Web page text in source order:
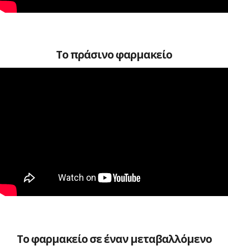
Το πράσινο φαρμακείο
Το φαρμακείο σε έναν μεταβαλλόμενο